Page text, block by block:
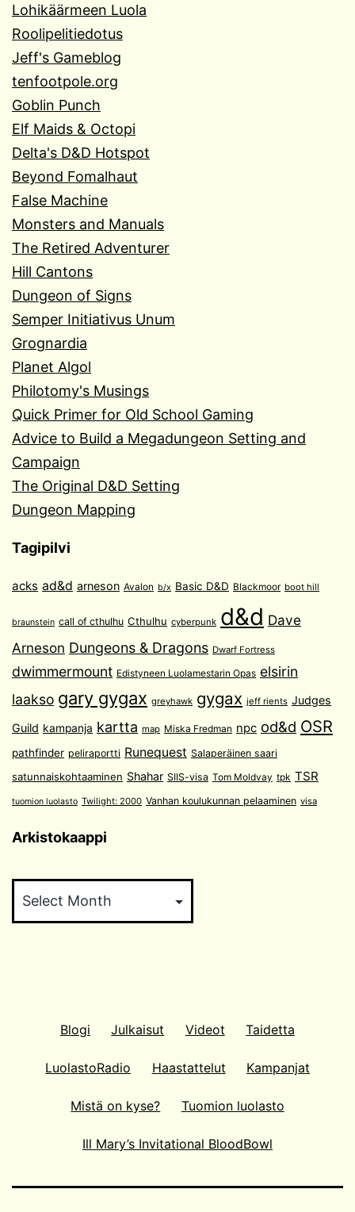
Lohikäärmeen Luola
Roolipelitiedotus
Jeff's Gameblog
tenfootpole.org
Goblin Punch
Elf Maids & Octopi
Delta's D&D Hotspot
Beyond Fomalhaut
False Machine
Monsters and Manuals
The Retired Adventurer
Hill Cantons
Dungeon of Signs
Semper Initiativus Unum
Grognardia
Planet Algol
Philotomy's Musings
Quick Primer for Old School Gaming
Advice to Build a Megadungeon Setting and
Campaign
The Original D&D Setting
Dungeon Mapping
Tagipilvi
acks ad&d arneson Avalon b/x Basic D&D Blackmoor boot hill
braunstein call of cthulhu Cthulhu cyberpunk d&d Dave
Arneson Dungeons & Dragons Dwarf Fortress
dwimmermount Edistyneen Luolamestarin Opas elsirin
laakso gary gygax greyhawk gygax jeff rients Judges
Guild kampanja kartta map Miska Fredman npc od&d OSR
pathfinder peliraportti Runequest Salaperäinen saari
satunnaiskohtaaminen Shahar SIIS-visa Tom Moldvay tpk TSR
tuomion luolasto Twilight: 2000 Vanhan koulukunnan pelaaminen visa
Arkistokaappi
Blogi Julkaisut Videot Taidetta
LuolastoRadio Haastattelut Kampanjat
Mistä on kyse? Tuomion luolasto
Ill Mary’s Invitational BloodBowl